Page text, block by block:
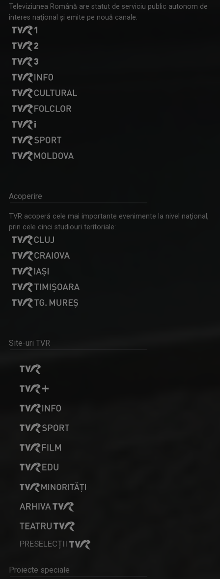
Televiziunea Română are statut de serviciu public autonom de
interes naţional şi emite pe nouă canale:
Acoperire
TVR acoperă cele mai importante evenimente la nivel naţional,
prin cele cinci studiouri teritoriale:
Site-uri TVR
PRESELECȚII
Proiecte speciale